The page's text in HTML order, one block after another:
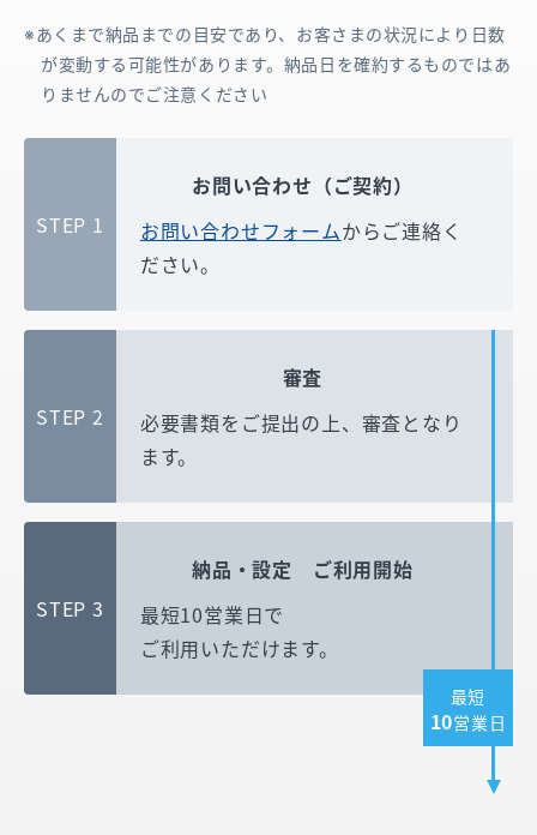
あくまで納品までの目安であり、お客さまの状況により日数
が変動する可能性があります。納品日を確約するものではあ
りませんのでご注意ください
STEP 1
お問い合わせ（ご契約）
お問い合わせフォームからご連絡く
ださい。
STEP 2
審査
必要書類をご提出の上、 審査となり
ます。
最短
10営業日
STEP 3
納品・設定 ご利用開始
最短10営業日で
ご利用いただけます。